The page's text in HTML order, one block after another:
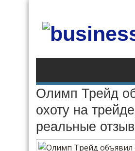
Олимп Трейд
охоту на
реальные